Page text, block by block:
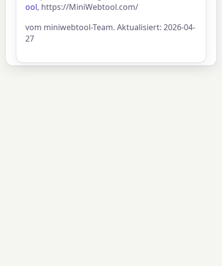
ool, https://MiniWebtool.com/
vom miniwebtool-Team. Aktualisiert: 2026-04-
27